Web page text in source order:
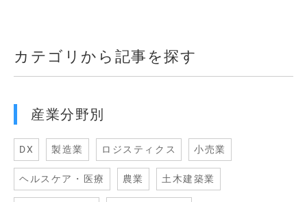
カテゴリから記事を探す
産業分野別
DX 製造業 ロジスティクス 小売業
ヘルスケア・医療 農業 土木建築業